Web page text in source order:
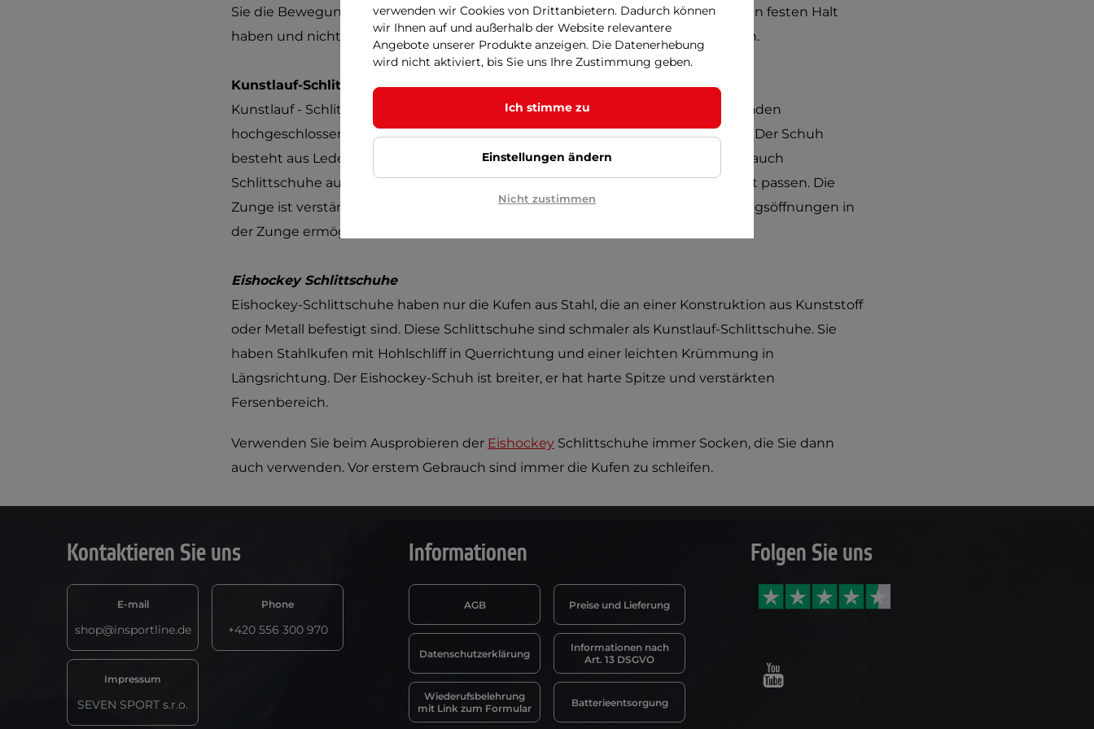
Sie die Bewegungen. Im Idealfall wenigstens 5 Minuten lang. Der Fuß sollte einen festen Halt
haben und nicht zu eng sein. Wenn der Schuh passt, dann haben Sie gewonnen.
Kunstlauf-Schlittschuhe
Kunstlauf - Schlittschuhe bestehen aus einem Stück Stahl, haben bis zu den Waden
hochgeschlossenen Schnürstiefel und an der vorderen Spitze gezackte Ränder. Der Schuh
besteht aus Leder, die Ferse und Knöchelbereiche sind verstärkt. Heute gibt es auch
Schlittschuhe aus Kunststoff (ähnlich wie Inline-Skates). Der Schuh sollte perfekt passen. Die
Zunge ist verstärkt, damit die Schnursenkel nicht einschneiden. Kleine Belüftungsöffnungen in
der Zunge ermöglichen, dass die Luft zirkulieren kann.
Eishockey Schlittschuhe
Eishockey-Schlittschuhe haben nur die Kufen aus Stahl, die an einer Konstruktion aus Kunststoff
oder Metall befestigt sind. Diese Schlittschuhe sind schmaler als Kunstlauf-Schlittschuhe. Sie
haben Stahlkufen mit Hohlschliff in Querrichtung und einer leichten Krümmung in
Längsrichtung. Der Eishockey-Schuh ist breiter, er hat harte Spitze und verstärkten
Fersenbereich.
Verwenden Sie beim Ausprobieren der Eishockey Schlittschuhe immer Socken, die Sie dann
auch verwenden. Vor erstem Gebrauch sind immer die Kufen zu schleifen.
Kontaktieren Sie uns
E-mail
shop@insportline.de
Phone
+420 556 300 970
Impressum
SEVEN SPORT s.r.o.
Informationen
AGB Preise und Lieferung
Datenschutzerklärung
Informationen nach
Art. 13 DSGVO
Wiederufsbelehrung
mit Link zum Formular
Batterieentsorgung
Folgen Sie uns
Youtube
verwenden wir Cookies von Drittanbietern. Dadurch können
wir Ihnen auf und außerhalb der Website relevantere
Angebote unserer Produkte anzeigen. Die Datenerhebung
wird nicht aktiviert, bis Sie uns Ihre Zustimmung geben.
Ich stimme zu
Einstellungen ändern
Nicht zustimmen